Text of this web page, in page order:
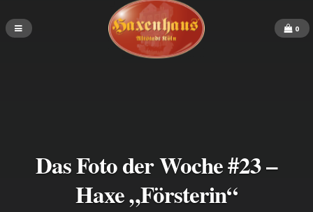
0
Das Foto der Woche #23 –
Haxe „Försterin“